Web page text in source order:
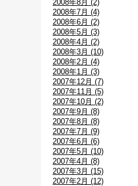
2008年8月 (2)
2008年7月 (4)
2008年6月 (2)
2008年5月 (3)
2008年4月 (2)
2008年3月 (10)
2008年2月 (4)
2008年1月 (3)
2007年12月 (7)
2007年11月 (5)
2007年10月 (2)
2007年9月 (8)
2007年8月 (8)
2007年7月 (9)
2007年6月 (6)
2007年5月 (10)
2007年4月 (8)
2007年3月 (15)
2007年2月 (12)